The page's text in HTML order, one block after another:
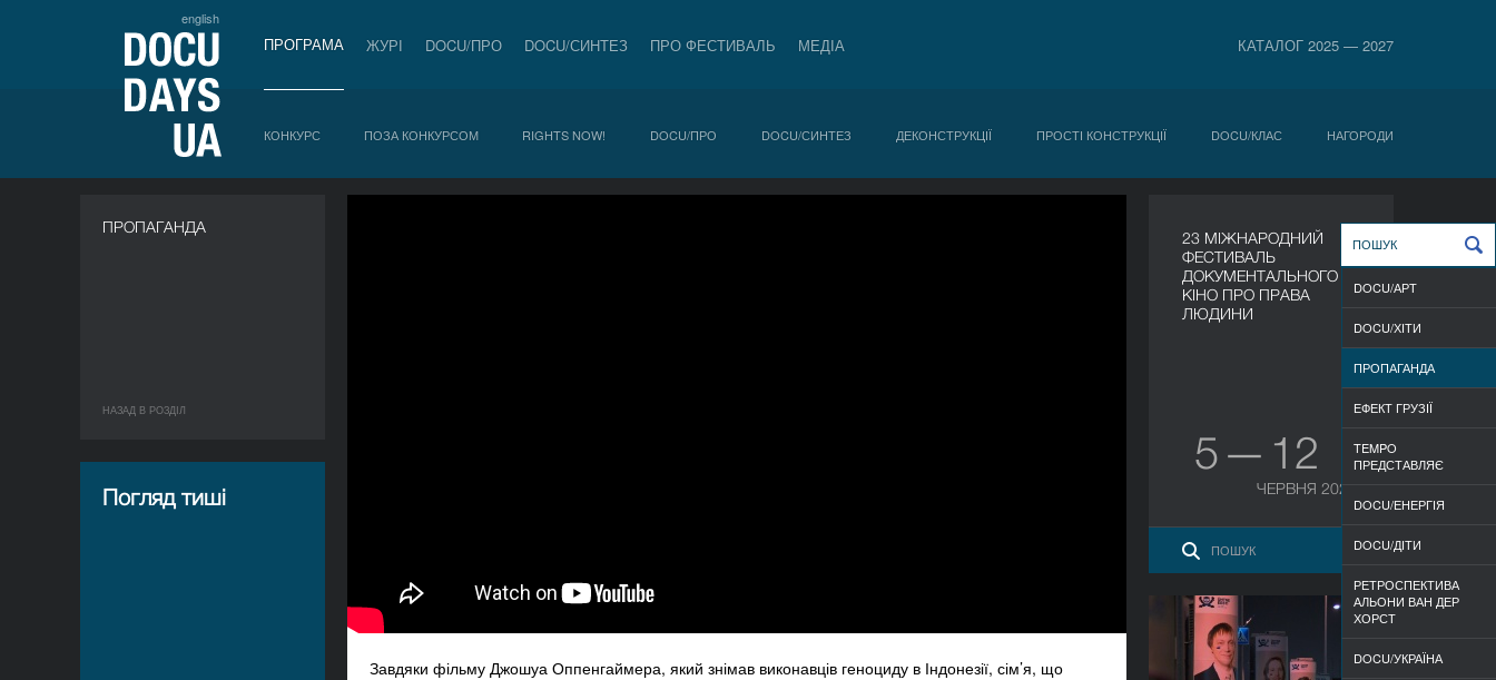
english
ПРОГРАМА ЖУРІ DOCU/ПРО DOCU/СИНТЕЗ ПРО ФЕСТИВАЛЬ МЕДІА КАТАЛОГ 2025 — 2027
КОНКУРС ПОЗА КОНКУРСОМ RIGHTS NOW! DOCU/ПРО DOCU/СИНТЕЗ ДЕКОНСТРУКЦІЇ ПРОСТІ КОНСТРУКЦІЇ DOCU/КЛАС НАГОРОДИ
ПРОПАГАНДА
НАЗАД В РОЗДIЛ
Погляд тиші
Завдяки фільму Джошуа Оппенгаймера, який знімав виконавців геноциду в Індонезії, сім’я, що
23 МІЖНАРОДНИЙ
ФЕСТИВАЛЬ
ДОКУМЕНТАЛЬНОГО
КІНО ПРО ПРАВА
ЛЮДИНИ
5 — 12
ЧЕРВНЯ 2026
Звідки з'являється пил і
куди зникають гроші
DOCU/АРТ
DOCU/ХІТИ
ПРОПАГАНДА
ЕФЕКТ ГРУЗІЇ
TEMPO
ПРЕДСТАВЛЯЄ
DOCU/ЕНЕРГІЯ
DOCU/ДІТИ
РЕТРОСПЕКТИВА
АЛЬОНИ ВАН ДЕР
ХОРСТ
DOCU/УКРАЇНА